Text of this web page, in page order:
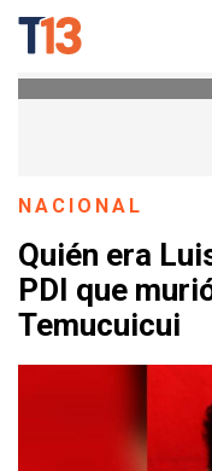
NACIONAL
Quién era
PDI que
Temucuicui